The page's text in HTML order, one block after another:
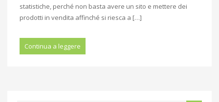
statistiche, perché non basta avere un sito e mettere dei
prodotti in vendita affinché si riesca a […]
Continua a leggere